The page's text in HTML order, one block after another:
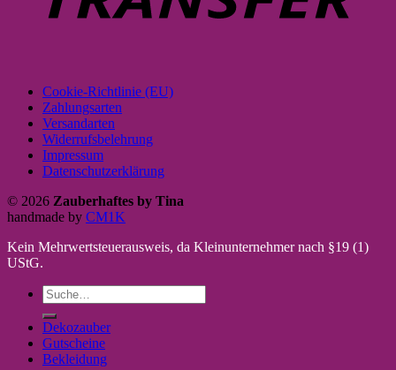
Cookie-Richtlinie (EU)
Zahlungsarten
Versandarten
Widerrufsbelehrung
Impressum
Datenschutzerklärung
© 2026 Zauberhaftes by Tina
handmade by CM1K
Kein Mehrwertsteuerausweis, da Kleinunternehmer nach §19 (1)
UStG.
Suche
nach:
Dekozauber
Gutscheine
Bekleidung